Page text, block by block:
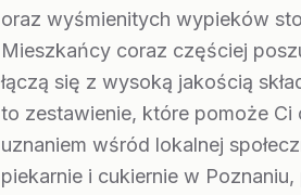
oraz wyśmienitych wypieków
Mieszkańcy coraz częściej
łączą się z wysoką jakością
to zestawienie, które pomoże
uznaniem wśród lokalnej
piekarnie i cukiernie w